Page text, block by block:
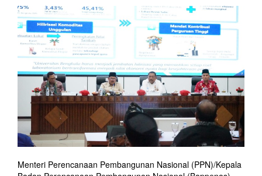
Menteri Perencanaan Pembangunan Nasional (PPN)/Kepala